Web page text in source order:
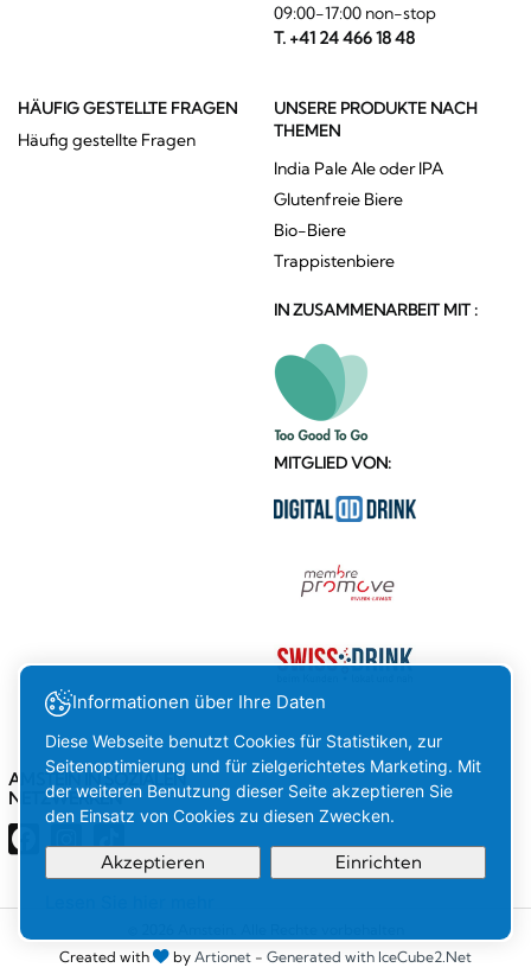
09:00-17:00 non-stop
T. +41 24 466 18 48
HÄUFIG GESTELLTE FRAGEN
Häufig gestellte Fragen
UNSERE PRODUKTE NACH
THEMEN
India Pale Ale oder IPA
Glutenfreie Biere
Bio-Biere
Trappistenbiere
IN ZUSAMMENARBEIT MIT :
MITGLIED VON:
AMSTEIN IN SOZIALEN
NETZWERKEN
Created with
by Artionet - Generated with IceCube2.Net
Informationen über Ihre Daten
Diese Webseite benutzt Cookies für Statistiken, zur
Seitenoptimierung und für zielgerichtetes Marketing. Mit
der weiteren Benutzung dieser Seite akzeptieren Sie
den Einsatz von Cookies zu diesen Zwecken.
Akzeptieren Einrichten